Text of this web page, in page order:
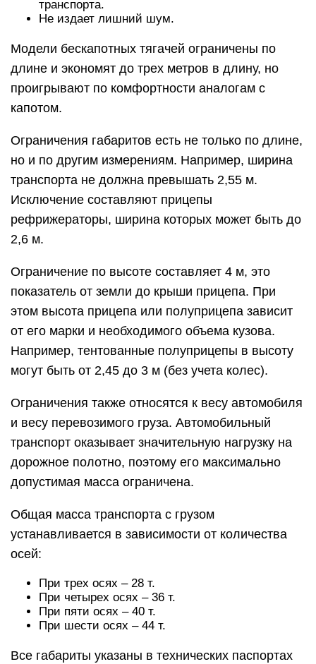
транспорта.
Не издает лишний шум.
Модели бескапотных тягачей ограничены по
длине и экономят до трех метров в длину, но
проигрывают по комфортности аналогам с
капотом.
Ограничения габаритов есть не только по длине,
но и по другим измерениям. Например, ширина
транспорта не должна превышать 2,55 м.
Исключение составляют прицепы
рефрижераторы, ширина которых может быть до
2,6 м.
Ограничение по высоте составляет 4 м, это
показатель от земли до крыши прицепа. При
этом высота прицепа или полуприцепа зависит
от его марки и необходимого объема кузова.
Например, тентованные полуприцепы в высоту
могут быть от 2,45 до 3 м (без учета колес).
Ограничения также относятся к весу автомобиля
и весу перевозимого груза. Автомобильный
транспорт оказывает значительную нагрузку на
дорожное полотно, поэтому его максимально
допустимая масса ограничена.
Общая масса транспорта с грузом
устанавливается в зависимости от количества
осей:
При трех осях – 28 т.
При четырех осях – 36 т.
При пяти осях – 40 т.
При шести осях – 44 т.
Все габариты указаны в технических паспортах